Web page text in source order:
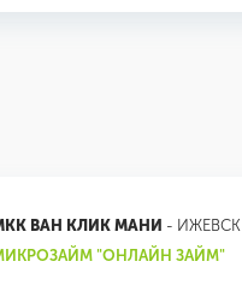
ВАН КЛИК МАНИ - ИЖЕВСК
"ОНЛАЙН ЗАЙМ"